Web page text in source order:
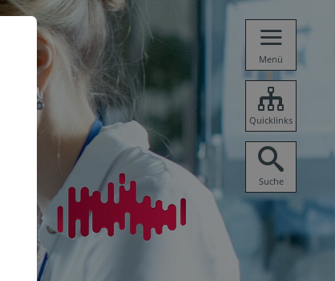
Menü
Quicklinks
Suche